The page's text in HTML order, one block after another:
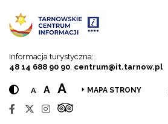
Informacja turystyczna:
48 14 688 90 90 centrum@it.tarnow.pl
A A A MAPA STRONY